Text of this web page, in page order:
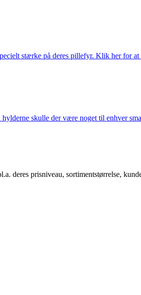
stærke på deres pillefyr. Klik her for at
skulle der være noget til enhver
deres prisniveau, sortimentstørrelse,